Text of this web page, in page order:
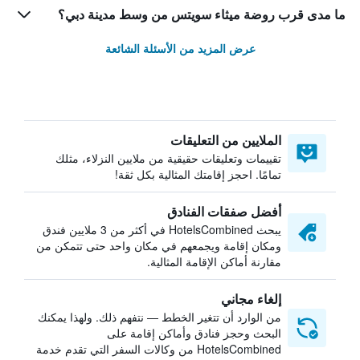
ما مدى قرب روضة ميثاء سويتس من وسط مدينة دبي؟
عرض المزيد من الأسئلة الشائعة
الملايين من التعليقات
تقييمات وتعليقات حقيقية من ملايين النزلاء، مثلك
تمامًا. احجز إقامتك المثالية بكل ثقة!
أفضل صفقات الفنادق
يبحث HotelsCombined في أكثر من 3 ملايين فندق
ومكان إقامة ويجمعهم في مكان واحد حتى تتمكن من
مقارنة أماكن الإقامة المثالية.
إلغاء مجاني
من الوارد أن تتغير الخطط — نتفهم ذلك. ولهذا يمكنك
البحث وحجز فنادق وأماكن إقامة على
HotelsCombined من وكالات السفر التي تقدم خدمة